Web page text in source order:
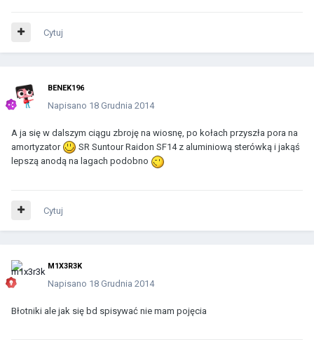
Cytuj
BENEK196
Napisano 18 Grudnia 2014
A ja się w dalszym ciągu zbroję na wiosnę, po kołach przyszła pora na
amortyzator
SR Suntour Raidon SF14 z aluminiową sterówką i jakąś
lepszą anodą na lagach podobno
Cytuj
M1X3R3K
Napisano 18 Grudnia 2014
Błotniki ale jak się bd spisywać nie mam pojęcia